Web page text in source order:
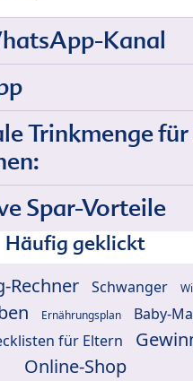
Kanal
Trinkmenge für
Spar-Vorteile
Häufig geklickt
Rechner Schwanger
Ernährungsplan Baby-
für Eltern
Online-Shop